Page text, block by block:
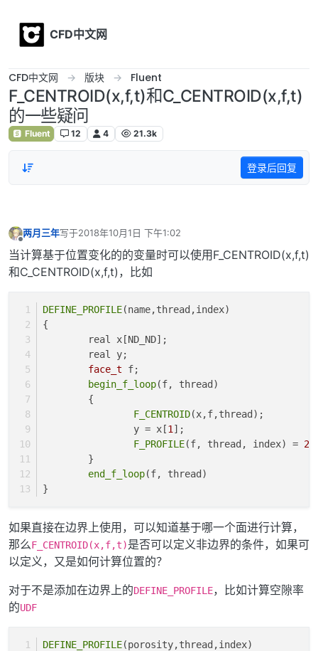
CFD中文网
CFD中文网 版块 Fluent
F_CENTROID(x,f,t)和C_CENTROID(x,f,t)
的一些疑问
Fluent 12 4 21.3k
登录后回复
两月三年写于2018年10月1日 下午1:02
最后由 编辑
当计算基于位置变化的的变量时可以使用F_CENTROID(x,f,t)
和C_CENTROID(x,f,t)，比如
DEFINE_PROFILE(name,thread,index)
{
	real x[ND_ND];
	real y;
face_t f;
begin_f_loop(f, thread)
	{
F_CENTROID(x,f,thread);
		y = x[
1 ];
F_PROFILE(f, thread, index) =
	}
end_f_loop(f, thread)
}
如果直接在边界上使用，可以知道基于哪一个面进行计算，
那么F_CENTROID(x,f,t)是否可以定义非边界的条件，如果可
以定义，又是如何计算位置的？
对于不是添加在边界上的DEFINE_PROFILE，比如计算空隙率
的UDF
DEFINE_PROFILE(porosity,thread,index)